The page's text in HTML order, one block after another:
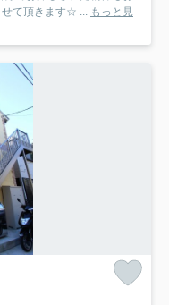
せて頂きます☆ ... もっと見